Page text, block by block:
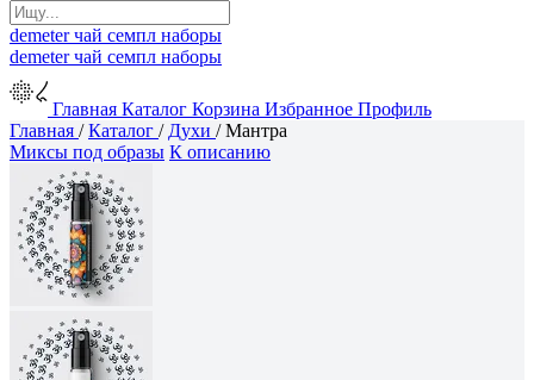
demeterчай семпл наборы
demeterчай семпл наборы
Главная Каталог Корзина Избранное Профиль
Главная /Каталог / Духи /Мантра
Миксы под образы К описанию